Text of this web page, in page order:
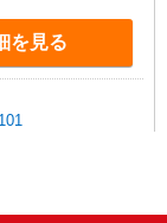
勤続5年目までの
） ◎賞与：
時は別途時間外手
を見る
日払い・週払いOK